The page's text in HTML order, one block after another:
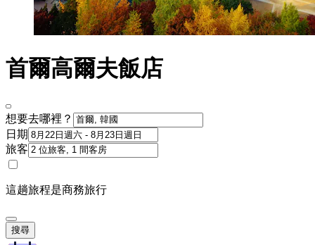
首爾高爾夫飯店
想要去哪裡？
日期
旅客
這趟旅程是商務旅行
搜尋